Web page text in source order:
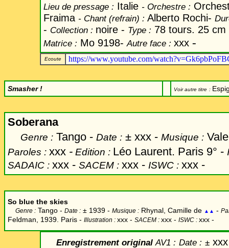
Lieu de pressage : Italie - Orchestre :
Fraima - Chant(refrain) : Alberto Rochi-
- Collection : noire - Type : 78 tours. 25
Matrice : Mo 9198- Autre face : xxx -
Ecoute https://www.youtube.com/
Smasher ! Voir autre titre :
Soberana
Genre : Tango - Date : ± xxx - Musique :
Paroles : xxx - Edition : Léo Laurent. Paris 9° -
SADAIC : xxx - SACEM : xxx - ISWC : xxx -
So blue the skies
Genre : Tango - Date : ± 1939 - Musique : Rhynal, Camille de ▲▲ -
Feldman, 1939. Paris - Illustration : xxx - SACEM : xxx - ISWC : xxx -
Enregistrement originalAV1 : Date : ± xxx